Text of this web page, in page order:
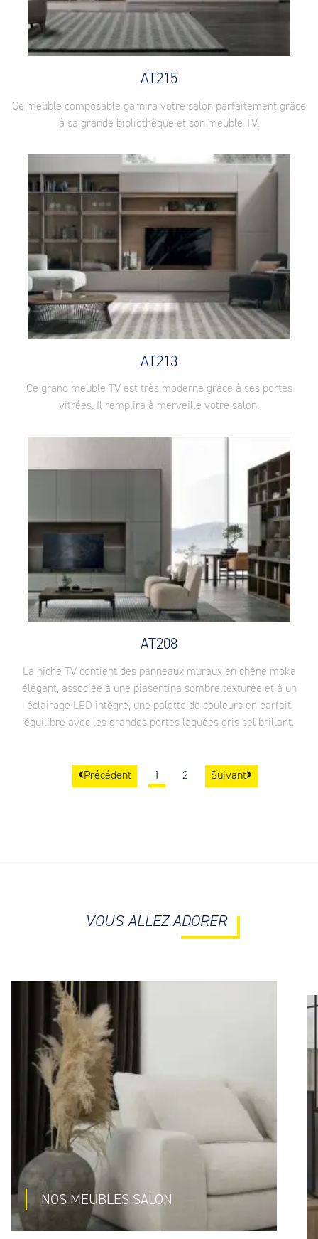
AT215
Ce meuble composable garnira votre salon parfaitement grâce
à sa grande bibliothèque et son meuble TV.
AT213
Ce grand meuble TV est très moderne grâce à ses portes
vitrées. Il remplira à merveille votre salon.
AT208
La niche TV contient des panneaux muraux en chêne moka
élégant, associée à une piasentina sombre texturée et à un
éclairage LED intégré, une palette de couleurs en parfait
équilibre avec les grandes portes laquées gris sel brillant.
Précédent 1 2 Suivant
VOUS ALLEZ ADORER
NOS MEUBLES SALON